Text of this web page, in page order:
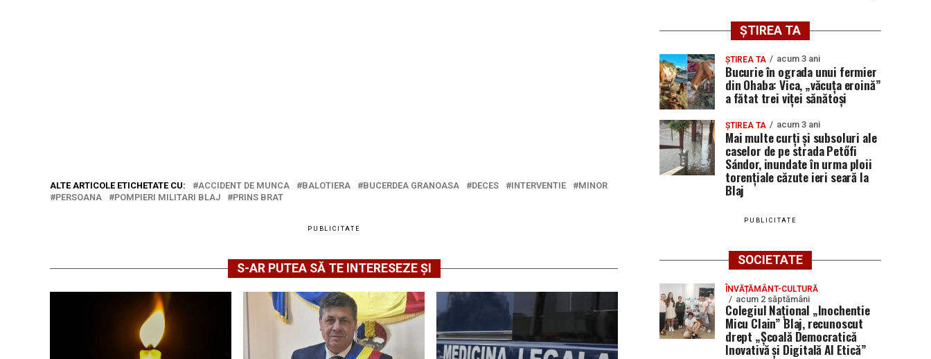
ALTE ARTICOLE ETICHETATE CU: ACCIDENT DE MUNCA BALOTIERA BUCERDEA GRANOASA DECES INTERVENTIE
MINOR
PERSOANA
POMPIERI MILITARI BLAJ PRINS BRAT
PUBLICITATE
S-AR PUTEA SĂ TE INTERESEZE ȘI
ȘTIREA TA
ȘTIREA TA acum 3 ani
Bucurie în ograda unui fermier
din Ohaba: Vica, „văcuța eroină”
a fătat trei viței sănătoși
ȘTIREA TA acum 3 ani
Mai multe curți și subsoluri ale
caselor de pe strada Petőfi
Sándor, inundate în urma ploii
torențiale căzute ieri seară la
Blaj
PUBLICITATE
SOCIETATE
ÎNVĂȚĂMÂNT-CULTURĂ
acum 2 săptămâni
Colegiul Național „Inochentie
Micu Clain” Blaj, recunoscut
drept „Școală Democratică
Inovativă și Digitală AI Etică”